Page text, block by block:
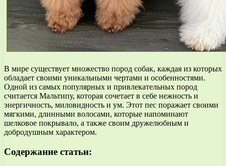
В мире существует множество пород собак, каждая из которых
обладает своими уникальными чертами и особенностями.
Одной из самых популярных и привлекательных пород
считается Мальтипу, которая сочетает в себе нежность и
энергичность, миловидность и ум. Этот пес поражает своими
мягкими, длинными волосами, которые напоминают
шелковое покрывало, а также своим дружелюбным и
добродушным характером.
Содержание статьи: